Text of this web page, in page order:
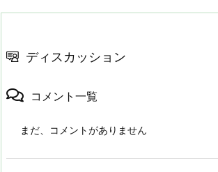
ディスカッション
コメント一覧
まだ、コメントがありません